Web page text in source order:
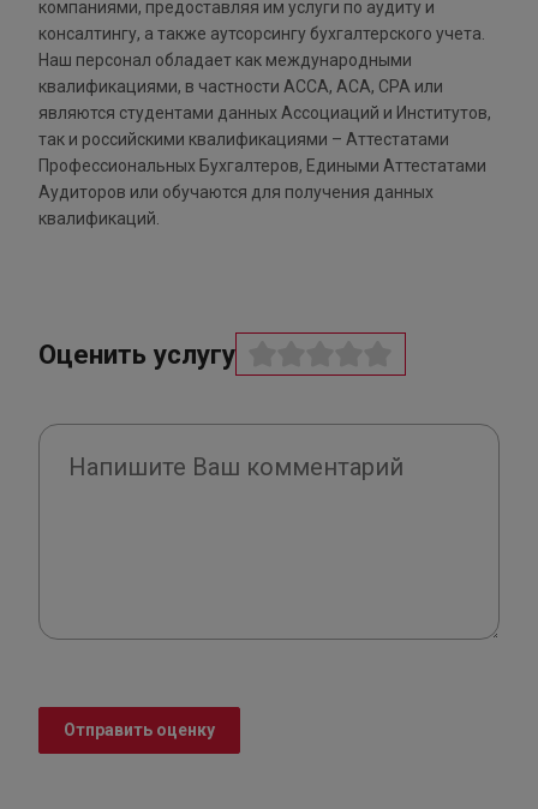
компаниями, предоставляя им услуги по аудиту и
консалтингу, а также аутсорсингу бухгалтерского учета.
Наш персонал обладает как международными
квалификациями, в частности АССА, АСА, СРА или
являются студентами данных Ассоциаций и Институтов,
так и российскими квалификациями – Аттестатами
Профессиональных Бухгалтеров, Едиными Аттестатами
Аудиторов или обучаются для получения данных
квалификаций.
Оценить услугу
Отправить оценку